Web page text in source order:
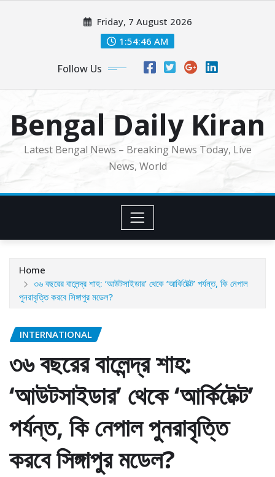
Friday, 7 August 2026
1:54:48 AM
Follow Us
Bengal Daily Kiran
Latest Bengal News – Breaking News Today, Live
News, World
Home
৩৬ বছরের বালেন্দ্র শাহ: ‘আউটসাইডার’ থেকে ‘আর্কিটেক্ট’ পর্যন্ত, কি নেপাল
পুনরাবৃত্তি করবে সিঙ্গাপুর মডেল?
INTERNATIONAL
৩৬ বছরের বালেন্দ্র শাহ:
‘আউটসাইডার’ থেকে ‘আর্কিটেক্ট’
পর্যন্ত, কি নেপাল পুনরাবৃত্তি
করবে সিঙ্গাপুর মডেল?